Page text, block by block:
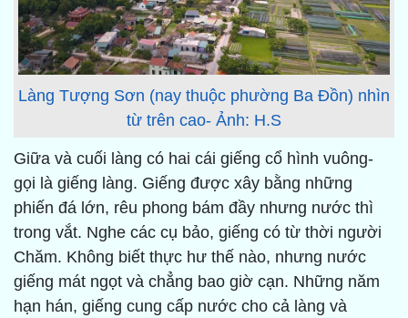
Làng Tượng Sơn (nay thuộc phường Ba Đồn) nhìn
từ trên cao- Ảnh: H.S
Giữa và cuối làng có hai cái giếng cổ hình vuông-
gọi là giếng làng. Giếng được xây bằng những
phiến đá lớn, rêu phong bám đầy nhưng nước thì
trong vắt. Nghe các cụ bảo, giếng có từ thời người
Chăm. Không biết thực hư thế nào, nhưng nước
giếng mát ngọt và chẳng bao giờ cạn. Những năm
hạn hán, giếng cung cấp nước cho cả làng và